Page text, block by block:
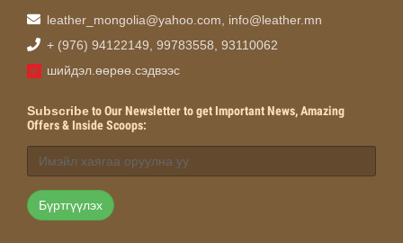
leather_mongolia@yahoo.com
info@leather.mn
+ (976) 94122149, 99783558, 93110062
шийдэл.өөрөө.сэдвээс
Subscribeto Our Newsletter to get Important News, Amazing
Offers & Inside Scoops:
Бүртгүүлэх